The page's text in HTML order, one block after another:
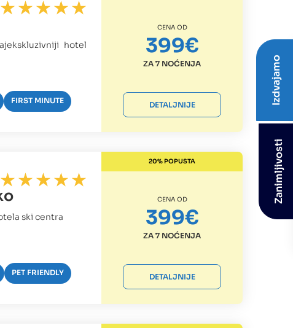
hotel
FIRST MINUTE
CENA OD
399€
ZA 7 NOĆENJA
DETALJNIJE
ski centra
PET FRIENDLY
20% POPUSTA
CENA OD
399€
ZA 7 NOĆENJA
DETALJNIJE
Izdvajamo
Zanimljivosti